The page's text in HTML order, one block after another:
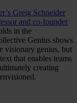
Greig Schneider
and co-founder
in the
Genius shows
visionary genius, but
that enables teams
creating